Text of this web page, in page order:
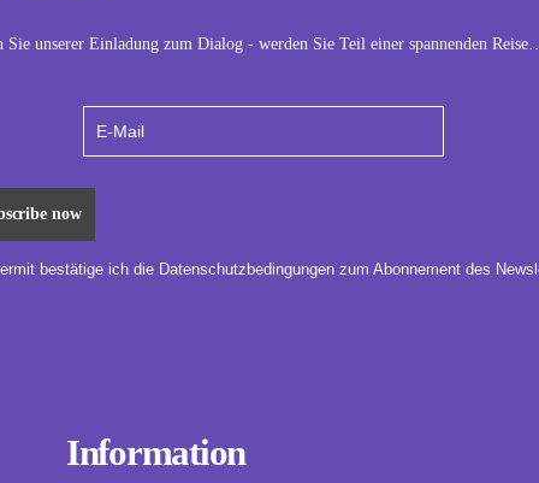
Sie unserer Einladung zum Dialog - werden Sie Teil einer spannenden
bestätige ich die Datenschutzbedingungen zum Abonnement des
Information